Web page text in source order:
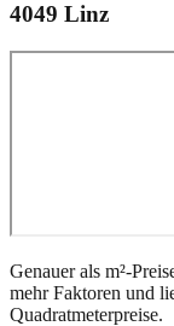
4049 Linz
Genauer als m²-
mehr Faktoren und
Quadratmeterpreise.